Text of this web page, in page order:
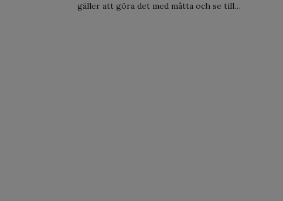
gäller att göra det med måtta och se till…